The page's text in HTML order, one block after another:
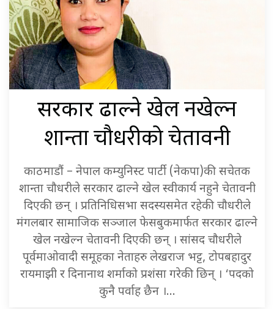
सरकार ढाल्नेखेल नखेल्न
शान्ता चौधरीको चेतावनी
काठमाडौं – नेपाल कम्युनिस्ट पार्टी (नेकपा)की सचेतक
शान्ता चौधरीले सरकार ढाल्ने खेल स्वीकार्य नहुने चेतावनी
दिएकी छन् । प्रतिनिधिसभा सदस्यसमेत रहेकी चौधरीले
मंगलबार सामाजिक सञ्जाल फेसबुकमार्फत सरकार ढाल्ने
खेल नखेल्न चेतावनी दिएकी छन् । सांसद चौधरीले
पूर्वमाओवादी समूहका नेताहरु लेखराज भट्ट, टोपबहादुर
रायमाझी र दिनानाथ शर्माको प्रशंसा गरेकी छिन् । ‘पदको
कुनै पर्वाह छैन ।…